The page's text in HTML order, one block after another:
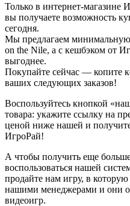
Только в интернет-магазине
вы получаете возможность
сегодня.
Мы предлагаем минимальную
on the Nile, а с кешбэком от
выгоднее.
Покупайте сейчас — копите
ваших следующих заказов!
Воспользуйтесь кнопкой
товара: укажите ссылку на
ценой ниже нашей и
ИгроРай!
А чтобы получить еще
воспользоваться нашей
продайте нам игру, в
нашими менеджерами и они
видеоигр.